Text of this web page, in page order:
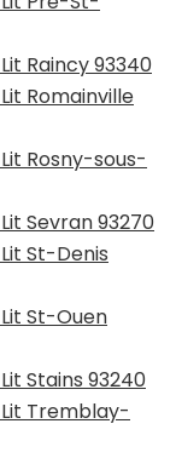
Raincy 93340
Romainville
Rosny-sous-
Sevran 93270
St-Denis
St-Ouen
Stains 93240
Tremblay-